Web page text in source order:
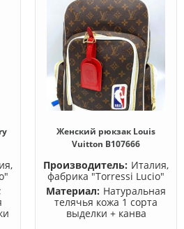
Женский рюкзак Louis
Vuitton B107666
Производитель: Италия,
фабрика "Torressi Lucio"
Материал: Натуральная
телячья кожа 1 сорта
выделки + канва